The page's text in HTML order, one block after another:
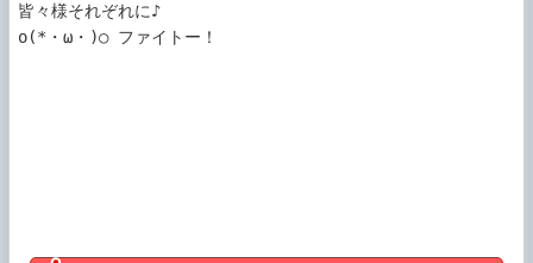
皆々様それぞれに♪
o(*・ω・)○ ファイトー！